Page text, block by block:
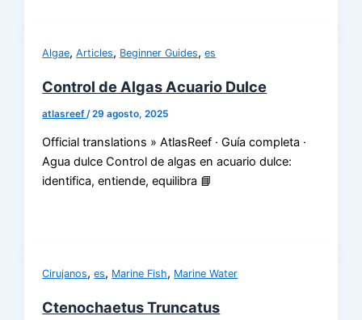
Algae,Articles, Beginner Guides,es
Control de Algas Acuario Dulce
atlasreef /29 agosto, 2025
Official translations » AtlasReef · Guía completa ·
Agua dulce Control de algas en acuario dulce:
identifica, entiende, equilibra 📘
Cirujanos,es, Marine Fish, Marine Water
Ctenochaetus Truncatus